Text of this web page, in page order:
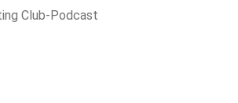
Club-Podcast